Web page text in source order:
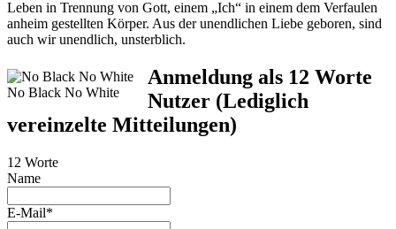
Leben in Trennung von Gott, einem „Ich“ in einem dem Verfaulen
anheim gestellten Körper. Aus der unendlichen Liebe geboren, sind
auch wir unendlich, unsterblich.
No Black No White
Anmeldung als 12 Worte
Nutzer (Lediglich
vereinzelte Mitteilungen)
12 Worte
Name
E-Mail*